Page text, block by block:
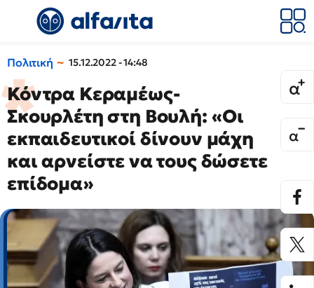
Πολιτική 15.12.2022 - 14:48
Κόντρα Κεραμέως-
Σκουρλέτη στη Βουλή: «Οι
εκπαιδευτικοί δίνουν μάχη
και αρνείστε να τους δώσετε
επίδομα»